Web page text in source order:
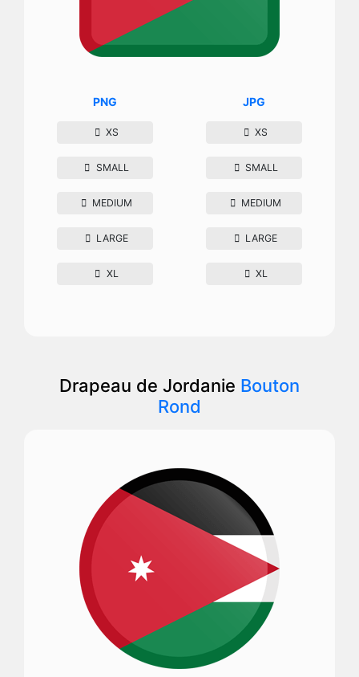
PNG
XS
SMALL
MEDIUM
LARGE
XL
JPG
XS
SMALL
MEDIUM
LARGE
XL
Drapeau de Jordanie Bouton
Rond